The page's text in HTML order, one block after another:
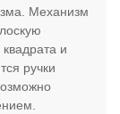
Механизм
и
ручки